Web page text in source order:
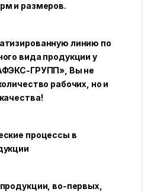
и размеров.
линию по
вида продукции у
ГРУПП», Вы не
рабочих, но и
процессы в
во-первых,